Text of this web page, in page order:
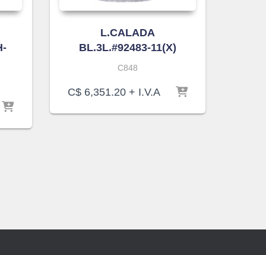
L.CALADA
BL.3L.#92483-11(X)
C848
C$6,351.20+ I.V.A